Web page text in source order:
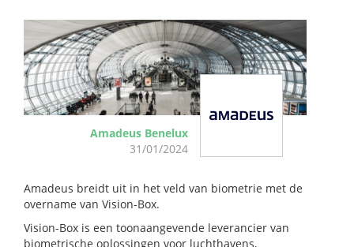
Amadeus Benelux
31/01/2024
Amadeus breidt uit in het veld van biometrie met de
overname van Vision-Box.
Vision-Box is een toonaangevende leverancier van
biometrische oplossingen voor luchthavens,